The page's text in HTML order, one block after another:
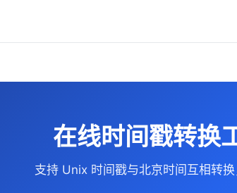
在线时间戳转换
支持 Unix 时间戳与北京时间互相转